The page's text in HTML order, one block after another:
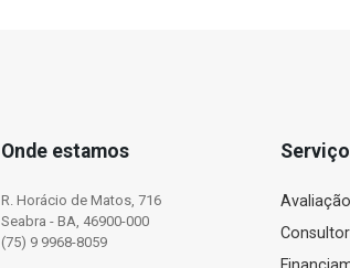
Onde estamos
R. Horácio de Matos, 716
Seabra - BA, 46900-000
(75) 9 9968-8059